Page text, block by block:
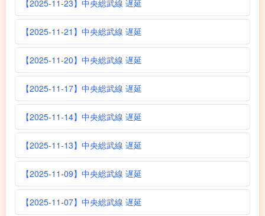
【2025-11-23】中央総武線 遅延
【2025-11-21】中央総武線 遅延
【2025-11-20】中央総武線 遅延
【2025-11-17】中央総武線 遅延
【2025-11-14】中央総武線 遅延
【2025-11-13】中央総武線 遅延
【2025-11-09】中央総武線 遅延
【2025-11-07】中央総武線 遅延